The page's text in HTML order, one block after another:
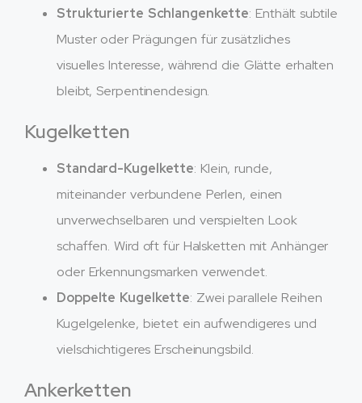
Strukturierte Schlangenkette: Enthält subtile
Muster oder Prägungen für zusätzliches
visuelles Interesse, während die Glätte erhalten
bleibt, Serpentinendesign.
Kugelketten
Standard-Kugelkette: Klein, runde,
miteinander verbundene Perlen, einen
unverwechselbaren und verspielten Look
schaffen. Wird oft für Halsketten mit Anhänger
oder Erkennungsmarken verwendet.
Doppelte Kugelkette: Zwei parallele Reihen
Kugelgelenke, bietet ein aufwendigeres und
vielschichtigeres Erscheinungsbild.
Ankerketten